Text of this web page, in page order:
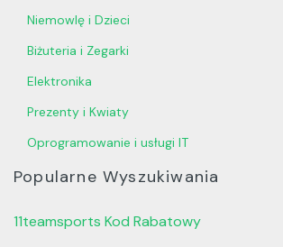
Niemowlę i Dzieci
Biżuteria i Zegarki
Elektronika
Prezenty i Kwiaty
Oprogramowanie i usługi IT
Popularne Wyszukiwania
11teamsports Kod Rabatowy